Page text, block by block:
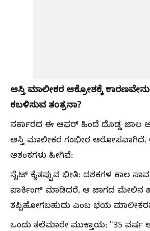
ಆಸ್ತಿ ಮಾಲೀಕರ ಆಕ್ರೋಶಕ್ಕೆ
ಕಬಳಿಸುವ ತಂತ್ರನಾ?
ಸರ್ಕಾರದ ಈ ಆಫರ್ ಹಿಂದೆ ದೊಡ್ಡ ಜಾಲ
ಆಸ್ತಿ ಮಾಲೀಕರ ಗಂಭೀರ
ಆತಂಕಗಳು ಹೀಗಿವೆ:
ಸೈಟ್ ಕೈತಪ್ಪುವ ಭೀತಿ: ದಶಕಗಳ ಕಾಲ
ಪಾರ್ಕಿಂಗ್ ಮಾಡಿದರೆ, ಆ ಜಾಗದ ಮೇಲಿನ
ತಪ್ಪಿಹೋಗಬಹುದು ಎಂಬ ಭಯ
ಒಂದು ತಲೆಮಾರೇ ಮುಕ್ತಾಯ: "35 ವರ್ಷ